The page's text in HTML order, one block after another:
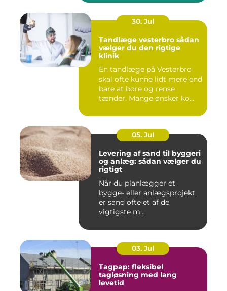
30. Jul
Tandlæge vesterbro sådan
vælger du den rigtige
klinik
En tandlæge på Vesterbro
skal ofte kunne lidt mere end
bare at bore og rense
tænder. Mange ønsker ko...
05. Jul
Levering af sand til byggeri
og anlæg: sådan vælger du
rigtigt
Når du planlægger et
bygge- eller anlægsprojekt,
er sand ofte et af de
vigtigste m...
03. Jul
Tagpap: fleksibel
tagløsning med lang
levetid